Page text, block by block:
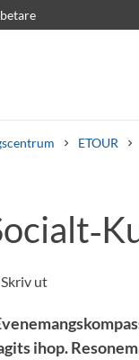
ETOUR
Välkomstbrev
Skriv ut
ihop.